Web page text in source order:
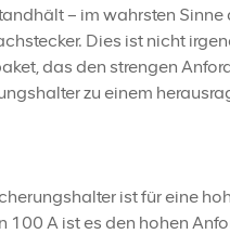
– im wahrsten
Dies ist nicht
das den strengen
zu einem
ist für eine
100 A ist es den hohen